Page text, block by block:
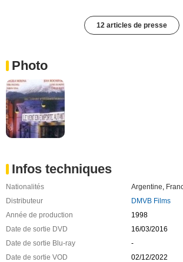
12 articles de presse
Photo
Infos techniques
Nationalités Argentine
Distributeur
DMVB Films
Année de production
1998
Date de sortie DVD
16/03/2016
Date de sortie Blu-ray
-
Date de sortie VOD
02/12/2022